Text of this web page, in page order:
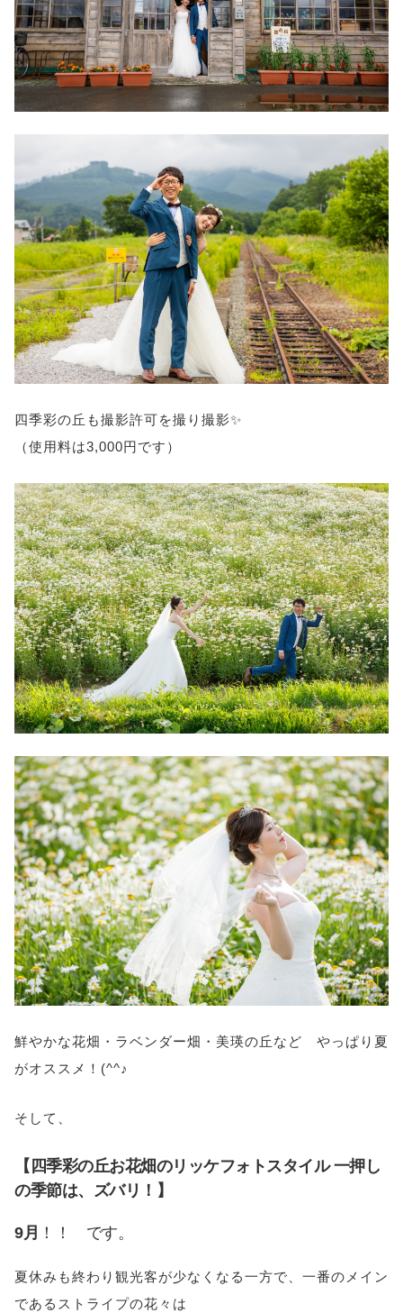
四季彩の丘も撮影許可を撮り撮影✨
（使用料は3,000円です）
鮮やかな花畑・ラベンダー畑・美瑛の丘など やっぱり夏
がオススメ！(^^♪
そして、
【四季彩の丘お花畑のリッケフォトスタイル 一押し
の季節は、ズバリ！】
9月 ！！ です。
夏休みも終わり観光客が少なくなる一方で、一番のメイン
であるストライプの花々は